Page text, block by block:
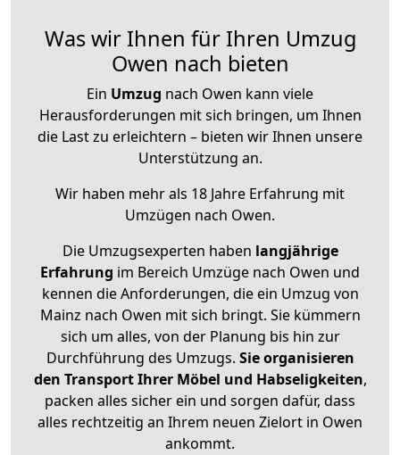
Was wir Ihnen für Ihren Umzug
Owen nach bieten
Ein Umzug nach Owen kann viele
Herausforderungen mit sich bringen, um Ihnen
die Last zu erleichtern – bieten wir Ihnen unsere
Unterstützung an.
Wir haben mehr als 18 Jahre Erfahrung mit
Umzügen nach Owen.
Die Umzugsexperten haben langjährige
Erfahrung im Bereich Umzüge nach Owen und
kennen die Anforderungen, die ein Umzug von
Mainz nach Owen mit sich bringt. Sie kümmern
sich um alles, von der Planung bis hin zur
Durchführung des Umzugs. Sie organisieren
den Transport Ihrer Möbel und Habseligkeiten,
packen alles sicher ein und sorgen dafür, dass
alles rechtzeitig an Ihrem neuen Zielort in Owen
ankommt.